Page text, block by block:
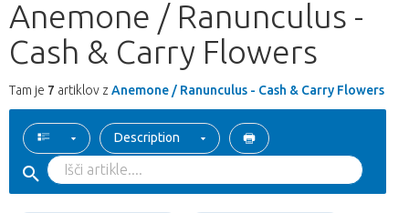
Anemone / Ranunculus -
Cash & Carry Flowers
Tam je 7 artiklov z Anemone / Ranunculus - Cash & Carry Flowers
Description